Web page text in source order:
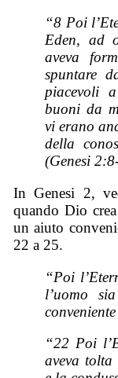
“8 Poi
Eden, ad
aveva
spuntare
piacevoli
buoni da
vi erano
della
(Genesi
In Genesi 2,
quando Dio
un aiuto
22 a 25.
“Poi
l’uomo
“22 Poi
aveva